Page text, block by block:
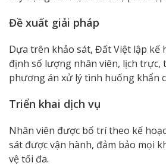
Đề xuất giải pháp
Dựa trên khảo sát, Đất Việt lập kế
định số lượng nhân viên, lịch trực,
phương án xử lý tình huống khẩn
Triển khai dịch vụ
Nhân viên được bố trí theo kế
sát được vận hành, đảm bảo mọi
vệ tối đa.